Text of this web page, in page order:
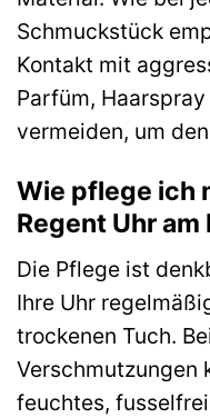
Schmuckstück
Kontakt mit
Parfüm,
vermeiden, um
Wie pflege ich
Regent Uhr am
Die Pflege ist
Ihre Uhr
trockenen Tuch.
Verschmutzungen
feuchtes,